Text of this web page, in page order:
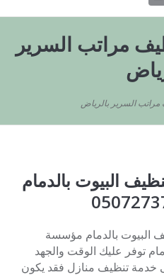
مراتب السرير
السرير بالرياض
البيوت بالدمام
البيوت بالدمام مؤسسة
توفر عليك الوقت والجهد
خدمة تنظيف منازل فقد يكون